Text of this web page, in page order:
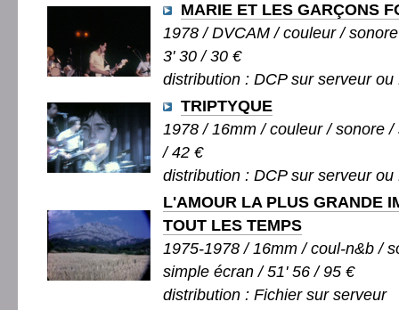
MARIE ET LES GARÇONS
1978 / DVCAM / couleur /
3' 30 / 30 €
distribution : DCP sur serveur
TRIPTYQUE
1978 / 16mm / couleur / sonore
/ 42 €
distribution : DCP sur serveur
L'AMOUR LA PLUS GRANDE
TOUT LES TEMPS
1975-1978 / 16mm / coul-n&b /
simple écran / 51' 56 / 95 €
distribution : Fichier sur serveur